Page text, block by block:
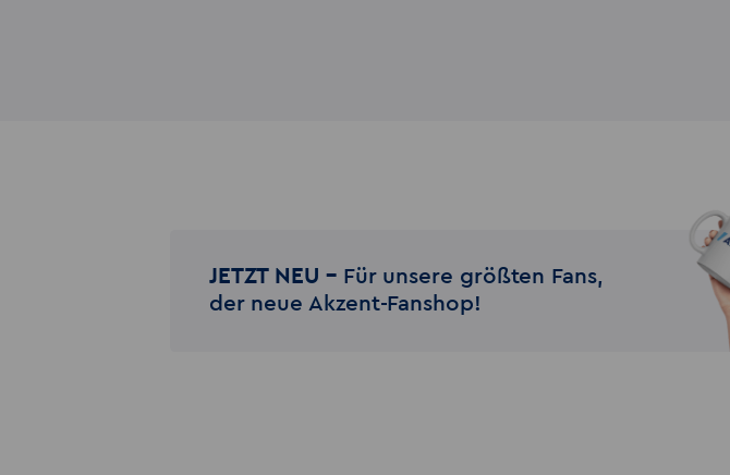
JETZT NEU – Für unsere größten Fans,
der neue Akzent-Fanshop!